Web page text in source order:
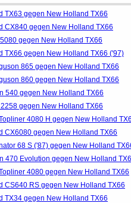
TX63 gegen New Holland TX66
CX840 gegen New Holland TX66
gegen New Holland TX66
TX66 gegen New Holland TX66 ('97)
865 gegen New Holland TX66
860 gegen New Holland TX66
540 gegen New Holland TX66
gegen New Holland TX66
4080 H gegen New Holland
CX6080 gegen New Holland TX66
68 S ('87) gegen New Holland
470 Evolution gegen New Holland
4080 gegen New Holland TX66
CS640 RS gegen New Holland TX66
TX34 gegen New Holland TX66